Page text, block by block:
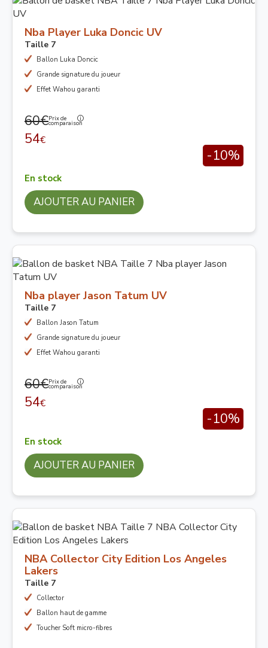
Nba Player Luka Doncic UV
Taille 7
Ballon Luka Doncic
Grande signature du joueur
Effet Wahou garanti
60€Prix de
comparaison
54€
-10%
En stock
AJOUTER AU PANIER
Nba player Jason Tatum UV
Taille 7
Ballon Jason Tatum
Grande signature du joueur
Effet Wahou garanti
60€Prix de
comparaison
54€
-10%
En stock
AJOUTER AU PANIER
NBA Collector City Edition Los Angeles
Lakers
Taille 7
Collector
Ballon haut de gamme
Toucher Soft micro-fibres